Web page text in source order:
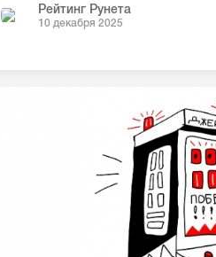
Рейтинг Рунета
10 декабря 2025